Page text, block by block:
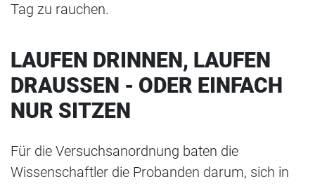
Tag zu rauchen.
LAUFEN DRINNEN, LAUFEN
DRAUSSEN - ODER EINFACH N
UR SITZEN
Für die Versuchsanordnung baten die
Wissenschaftler die Probanden darum, sich in